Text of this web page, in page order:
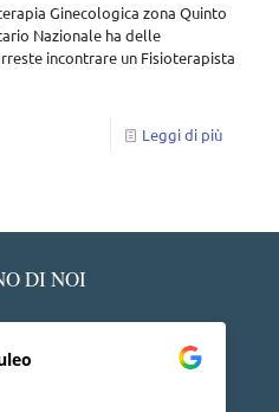
Ginecologica zona Quinto
Nazionale ha delle
incontrare un Fisioterapista
Leggi di più
DI NOI